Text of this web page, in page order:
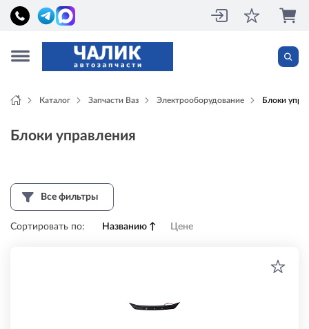
Каталог Запчасти Ваз Электрооборудование Блоки
Блоки управления
Все фильтры
Сортировать по: Названию ↑ Цене